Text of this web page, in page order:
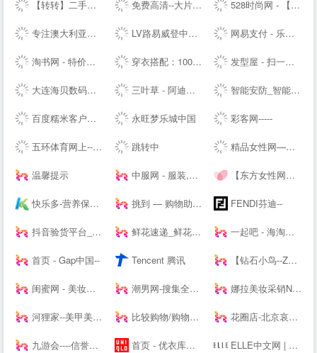
【转转】二手交易网,二手手机交易网,58闲置交易APP,转转客服 免费高清--大片_每日更新不停播_一起看剧吧 528时尚网 - 【HAO528时尚网】
专注澳大利亚特产和新西兰特产的澳洲中文网 - 0061澳洲制造 LV路易威登中国-- - LOUIS VUITTON官方--中文版 | LV-- 网易支付 - 乐生活，易支付
淘书网 - 特价好书天天抢 穿衣搭配：100款服装搭配技巧-穿衣搭配网-搭配搜 发型屋 - 扫一扫自己脸型配发型设计软件
大连海贝数码网--集中采购/免费送货/免费报价/免费咨询/优质服务 三叶草 - 阿迪达斯三叶草 - 三叶草-- 智能安防_智能家居_智能办公_人工智能机器人-梨花恋--
百度糯米客户端--百度糯米--客户端下载页 永旺梦乐城中国 彩客网-----
五环体育网上--hiwuhuan.com-运动鞋服1-8折起，户外品牌低至1折，专柜正品，耐克，阿迪达斯，匡威，户外鞋，篮球鞋，足球鞋，慢跑鞋，实体店供货 跳转中 精品女性网—都市白领最喜爱的高端女性新媒体平台
温馨提示 中服网 - 服装,服饰,服装品牌,服装招商,服装代理加盟,女装,男装,童装,休闲装,服装媒体,服装设计,服装资讯 【东方女性网】女人我最大做时尚潮女人_时尚潮流女性_时尚女人
快乐多-营养保健,美容护肤品专业网,打造品质好生活,值得信赖 挑到 — 购物助手 超值商品每日海量快报 FENDI芬迪--
抖音验货平台_抖音带货达人-种草之家 鲜花速递_鲜花网速递_鲜花配送【快至1小时送达】 一起吧 - 海淘购物网站大全，国外购物海外购，全球品牌商家华人网购导航
首页 - Gap中国-- Tencent 腾讯 【钻石小鸟--Zbird】-网购珠宝专业品牌
闺蜜网 - 美妆互动媒体 消费参考决策入口 潮男网-搜集全球潮牌及球鞋潮流情报「潮牌球鞋综合站」 娜拉美妆采销NALA - 为全球美妆商家提供采销服务的平台
河狸家--美甲美容美发美妆，上门服务 比较购物/购物搜索/购物返现/-顶九比价购物搜索引擎 花圈店-北京哀思无限花圈店专业提供|花圈|殡葬花圈|殡仪花圈|葬礼花圈|丧礼花圈|祭奠花圈|吊唁花圈|丧事花圈|白事花圈|哀思花圈|公祭花圈|花篮|殡葬花篮|葬礼花篮|吊唁花篮|悼念花篮|丧事花篮|祭奠花束|吊唁花束|遗像托花|灵堂布置业务及在线订购花圈速递全国业务的服务商。
九游会----信誉保证 首页 - 优衣库网络-- ELLE中文网 | 全新高端女性-- | ELLE 世界时装之苑杂志--